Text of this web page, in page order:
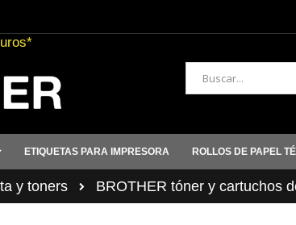
Buscar
ETIQUETAS PARA IMPRESORA ROLLOS DE PAPEL
y toners BROTHER tóner y cartuchos